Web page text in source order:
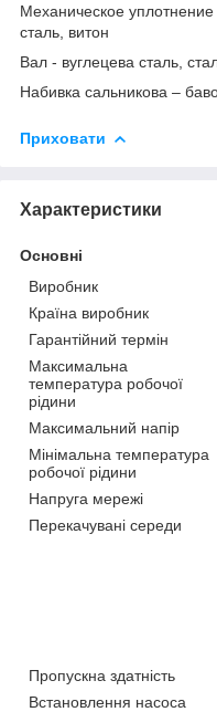
Механическое
сталь, витон
Вал - вуглецева сталь,
Набивка сальникова –
Приховати
Характеристики
Основні
Виробник
Країна виробник
Гарантійний термін
Максимальна
температура робочої
рідини
Максимальний напір
Мінімальна температура
робочої рідини
Напруга мережі
Перекачувані середи
Пропускна здатність
Встановлення насоса